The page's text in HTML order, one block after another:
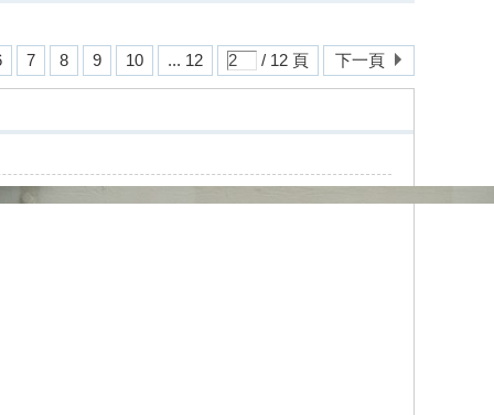
7 8 9 10 ... 12 / 12 頁 下一頁